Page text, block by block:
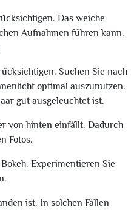
Das weiche
Aufnahmen führen kann.
Suchen Sie nach
optimal auszunutzen.
gut ausgeleuchtet ist.
von hinten einfällt. Dadurch
Fotos.
Experimentieren Sie
ist. In solchen Fällen